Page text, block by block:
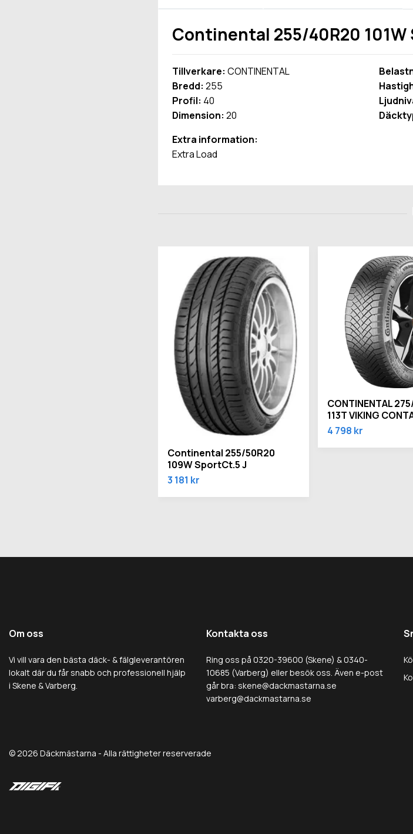
Continental 255/40R20
Tillverkare: CONTINENTAL
Bredd: 255
Profil: 40
Dimension: 20
Extra information:
Extra Load
Continental 255/50R20
109W SportCt.5 J
3 181 kr
CONTINENTAL
113T VIKING
4 798 kr
Om oss
Vi vill vara den bästa däck- & fälgleverantören
lokalt där du får snabb och professionell hjälp
i Skene & Varberg.
Kontakta oss
Ring oss på 0320-39600 (Skene) & 0340-
10685 (Varberg) eller besök oss. Även e-post
går bra: skene@dackmastarna.se
varberg@dackmastarna.se
© 2026 Däckmästarna - Alla rättigheter reserverade